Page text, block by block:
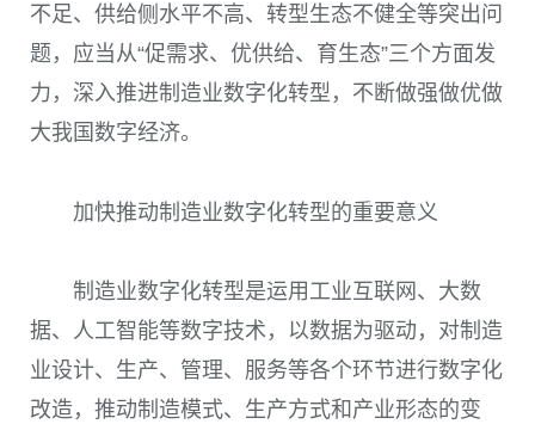
不足、供给侧水平不高、转型生态不健全等突出问
题，应当从“促需求、优供给、育生态”三个方面发
力，深入推进制造业数字化转型，不断做强做优做
大我国数字经济。
加快推动制造业数字化转型的重要意义
制造业数字化转型是运用工业互联网、大数
据、人工智能等数字技术，以数据为驱动，对制造
业设计、生产、管理、服务等各个环节进行数字化
改造，推动制造模式、生产方式和产业形态的变